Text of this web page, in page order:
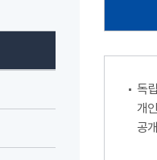
독
개
공